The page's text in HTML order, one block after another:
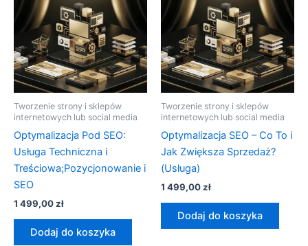
Tworzenie strony i sklepów
internetowych lub social media
Optymalizacja Pod SEO:
Usługa Techniczna i
Treściowa;Pozycjonowanie i
SEO
1 499,00zł
Dodaj do koszyka
Tworzenie strony i sklepów
internetowych lub social media
Optymalizacja SEO – Co To i
Jak Zwiększa Sprzedaż?
(Usługa)
1 499,00zł
Dodaj do koszyka